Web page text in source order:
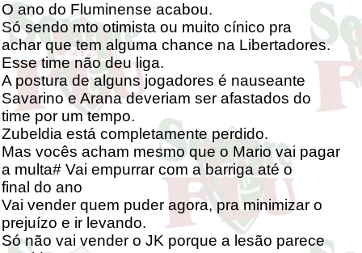
O ano do Fluminense acabou.
Só sendo mto otimista ou muito cínico pra
achar que tem alguma chance na Libertadores.
Esse time não deu liga.
A postura de alguns jogadores é nauseante
Savarino e Arana deveriam ser afastados do
time por um tempo.
Zubeldia está completamente perdido.
Mas vocês acham mesmo que o Mario vai pagar
a multa# Vai empurrar com a barriga até o
final do ano
Vai vender quem puder agora, pra minimizar o
prejuízo e ir levando.
Só não vai vender o JK porque a lesão parece